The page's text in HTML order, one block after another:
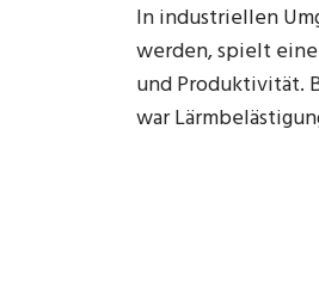
In industriellen
werden, spielt
und Produktivität.
war